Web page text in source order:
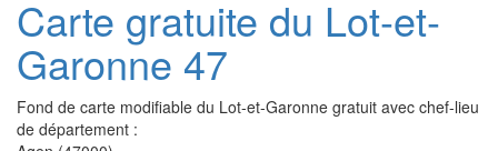
Carte gratuite du Lot-et-
Garonne 47
Fond de carte modifiable du Lot-et-Garonne gratuit avec chef-lieu
de département :